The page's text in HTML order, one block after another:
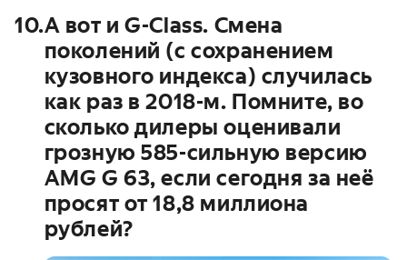
10.А вот и G-Class. Смена
поколений (с сохранением
кузовного индекса) случилась
как раз в 2018-м. Помните, во
сколько дилеры оценивали
грозную 585-сильную версию
AMG G 63, если сегодня за неё
просят от 18,8 миллиона
рублей?